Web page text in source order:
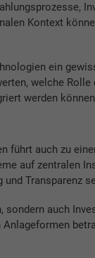
Kontext
ein
welche
werden
führt auch zu
auf zentralen
Transparenz
auch